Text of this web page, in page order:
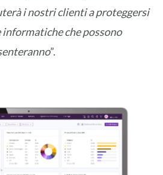
i nostri clienti a proteggersi
informatiche che possono
”.